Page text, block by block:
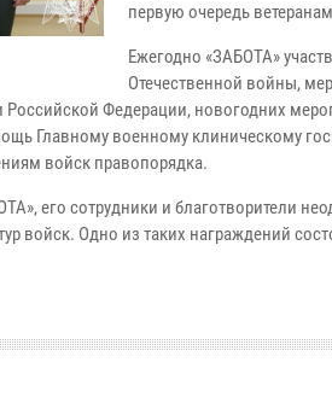
первую очередь
Ежегодно «ЗАБОТА»
Отечественной войны,
Федерации, новогодних
Главному военному клиническому
войск правопорядка.
его сотрудники и благотворители
войск. Одно из таких награждений